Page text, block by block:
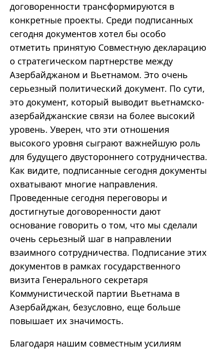
договоренности трансформируются в
конкретные проекты. Среди подписанных
сегодня документов хотел бы особо
отметить принятую Совместную декларацию
о стратегическом партнерстве между
Азербайджаном и Вьетнамом. Это очень
серьезный политический документ. По сути,
это документ, который выводит вьетнамско-
азербайджанские связи на более высокий
уровень. Уверен, что эти отношения
высокого уровня сыграют важнейшую роль
для будущего двустороннего сотрудничества.
Как видите, подписанные сегодня документы
охватывают многие направления.
Проведенные сегодня переговоры и
достигнутые договоренности дают
основание говорить о том, что мы сделали
очень серьезный шаг в направлении
взаимного сотрудничества. Подписание этих
документов в рамках государственного
визита Генерального секретаря
Коммунистической партии Вьетнама в
Азербайджан, безусловно, еще больше
повышает их значимость.
Благодаря нашим совместным усилиям